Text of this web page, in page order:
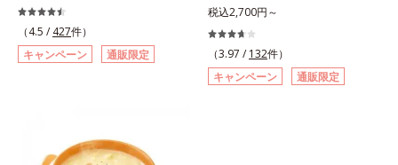
目し、毎日に摂り入れて快適に過ご
してみませんか。
リと弾力のある毎日に欠かせない人
気のコラーゲンを補給できる、ステ
ィック型ゼリーです。吸収が早い、
分子の小さなコラーゲンが1袋にた
B6も加えました。コラーゲン特有
の香りや味をできるだけカットし
（4.5 / 427件）
キャンペーン
通販限定
ドリンク。体内のコラーゲンに着目
したコラーゲンドリンクです。秘密
はレモンバームエキス。コラーゲン
と相性のいい美容素材を配合するこ
とで、あなたに眠るキレイの因子を
税込2,700円～
（3.97 / 132件）
キャンペーン
通販限定